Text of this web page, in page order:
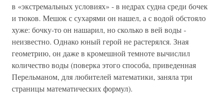
в «экстремальных условиях» - в недрах судна среди бочек
и тюков. Мешок с сухарями он нашел, а с водой обстояло
хуже: бочку-то он нашарил, но сколько в вей воды -
неизвестно. Однако юный герой не растерялся. Зная
геометрию, он даже в кромешной темноте вычислил
количество воды (поверка этого способа, приведенная
Перельманом, для любителей математики, заняла три
страницы математических формул).